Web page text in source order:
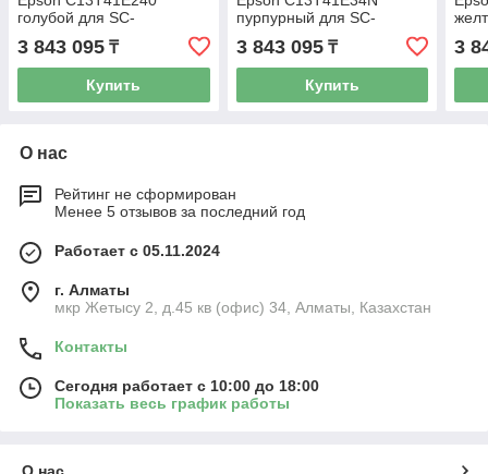
голубой для SC-
T3405/SC-T5405 700 ml
3 843 095 ₸
Купить
пурпурный для SC-
T3405/SC-T5405 700 ml
3 843 095₸
Купить
3
О нас
Рейтинг не сформирован
Менее 5 отзывов за последний год
Работает с 05.11.2024
г. Алматы
мкр Жетысу 2, д.45 кв (офис) 34, Алматы, Казахстан
Контакты
Сегодня работает с 10:00 до 18:00
Показать весь график работы